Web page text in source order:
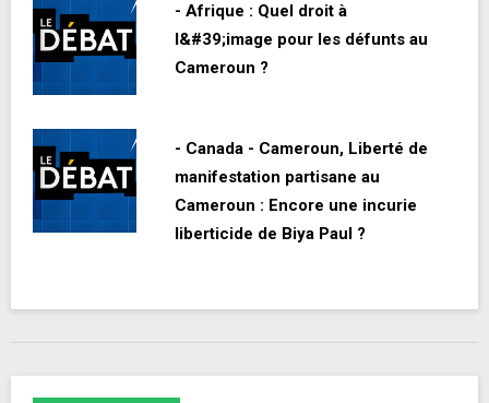
- Afrique : Quel droit à
l&#39;image pour les défunts au
Cameroun ?
- Canada - Cameroun, Liberté de
manifestation partisane au
Cameroun : Encore une incurie
liberticide de Biya Paul ?